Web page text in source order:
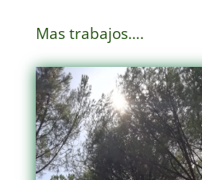
Mas trabajos….